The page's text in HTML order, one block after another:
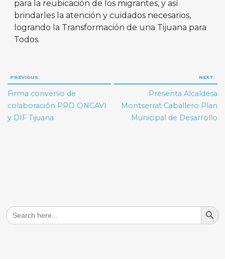
para la reubicación de los migrantes, y así
brindarles la atención y cuidados necesarios,
logrando la Transformación de una Tijuana para
Todos.
Navegación
de
entradas
PREVIOUS:
Firma convenio de
colaboración PRO ONCAVI
y DIF Tijuana
NEXT:
Presenta Alcaldesa
Montserrat Caballero Plan
Municipal de Desarrollo
Search
for:
Search